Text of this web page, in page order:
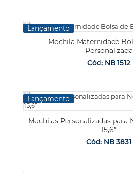
Lançamento
Mochila Maternidade
Personalizada
Cód: NB 1512
Lançamento
Mochilas Personalizadas para
15,6”
Cód: NB 3831